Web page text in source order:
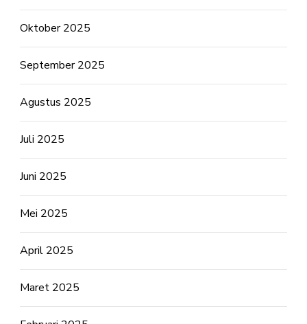
Oktober 2025
September 2025
Agustus 2025
Juli 2025
Juni 2025
Mei 2025
April 2025
Maret 2025